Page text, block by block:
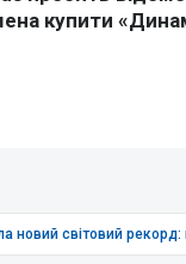
новий світовий рекорд: